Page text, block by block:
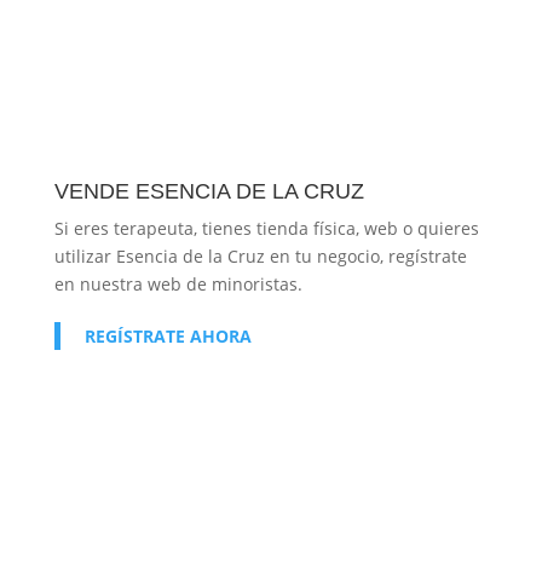
VENDE ESENCIA DE LA CRUZ
Si eres terapeuta, tienes tienda física, web o quieres
utilizar Esencia de la Cruz en tu negocio, regístrate
en nuestra web de minoristas.
REGÍSTRATE AHORA